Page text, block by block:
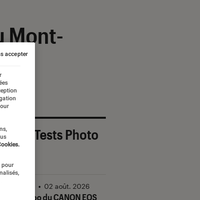
Mont-
Tests Photo
Test Labo du CANON EOS
• 02 août. 2026
pour
accepter